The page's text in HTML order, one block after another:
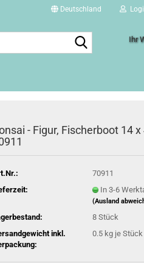
Deutschland
Ihr
- Figur, Fischerboot 14 x
70911
In 3-6
(Ausland
8 Stück
inkl.
0.5 kg je Stück